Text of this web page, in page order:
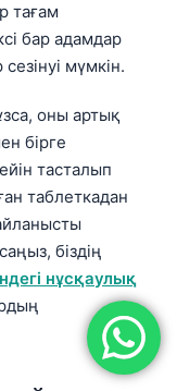
тағам
бар адамдар
мүмкін.
оны артық
бірге
тасталып
таблеткадан
біздің
нұсқаулық